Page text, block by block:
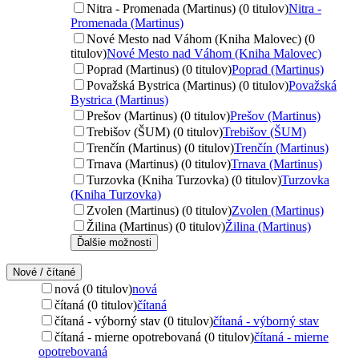
Nitra - Promenada (Martinus) (0 titulov)Nitra -
Promenada (Martinus)
Nové Mesto nad Váhom (Kniha Malovec) (0
titulov)Nové Mesto nad Váhom (Kniha Malovec)
Poprad (Martinus) (0 titulov)Poprad (Martinus)
Považská Bystrica (Martinus) (0 titulov)Považská
Bystrica (Martinus)
Prešov (Martinus) (0 titulov)Prešov (Martinus)
Trebišov (ŠUM) (0 titulov)Trebišov (ŠUM)
Trenčín (Martinus) (0 titulov)Trenčín (Martinus)
Trnava (Martinus) (0 titulov)Trnava (Martinus)
Turzovka (Kniha Turzovka) (0 titulov)Turzovka
(Kniha Turzovka)
Zvolen (Martinus) (0 titulov)Zvolen (Martinus)
Žilina (Martinus) (0 titulov)Žilina (Martinus)
Ďalšie možnosti
Nové / čítané
nová (0 titulov)nová
čítaná (0 titulov)čítaná
čítaná - výborný stav (0 titulov)čítaná - výborný stav
čítaná - mierne opotrebovaná (0 titulov)čítaná - mierne
opotrebovaná